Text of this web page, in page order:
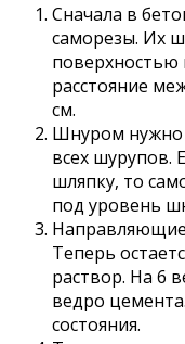
Сначала в
саморезы. Их
поверхностью
расстояние
см.
Шнуром нужно
всех шурупов.
шляпку, то
под уровень
Направляющие
Теперь
раствор. На 6
ведро
состояния.